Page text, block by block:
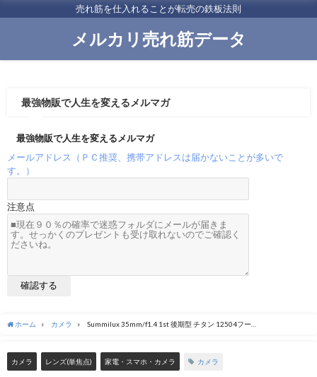
売れ筋を仕入れることが転売の鉄板法則
メルカリ売れ筋データ
最強物販で人生を変えるメルマガ
最強物販で人生を変えるメルマガ
メールアドレス（ＰＣ推奨、携帯アドレスは届かないことが多いで
す。）
注意点
ホーム カメラ
Summilux 35mm/f1.4 1st 後期型 チタン 12504フー
カメラ レンズ(単焦点) 家電・スマホ・カメラ カメラ